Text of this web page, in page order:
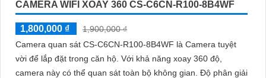
CAMERA WIFI XOAY 360 CS-C6CN-R100-8B4WF
1,800,000 ₫
1,900,000 ₫
Camera quan sát CS-C6CN-R100-8B4WF là Camera tuyệt
vời để lắp đặt trong căn hộ. Với khả năng xoay 360 độ,
camera này có thể quan sát toàn bộ không gian. Độ phân giải